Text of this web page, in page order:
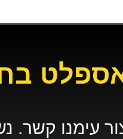
עימנו קשר.